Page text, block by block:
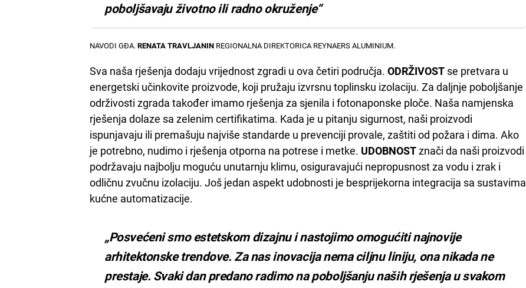
poboljšavaju životno ili radno okruženje“
NAVODI GĐA. RENATA TRAVLJANIN REGIONALNA DIREKTORICA REYNAERS ALUMINIUM.
Sva naša rješenja dodaju vrijednost zgradi u ova četiri područja. ODRŽIVOST se pretvara u
energetski učinkovite proizvode, koji pružaju izvrsnu toplinsku izolaciju. Za daljnje poboljšanje
održivosti zgrada također imamo rješenja za sjenila i fotonaponske ploče. Naša namjenska
rješenja dolaze sa zelenim certifikatima. Kada je u pitanju sigurnost, naši proizvodi
ispunjavaju ili premašuju najviše standarde u prevenciji provale, zaštiti od požara i dima. Ako
je potrebno, nudimo i rješenja otporna na potrese i metke. UDOBNOST znači da naši proizvodi
podržavaju najbolju moguću unutarnju klimu, osiguravajući nepropusnost za vodu i zrak i
odličnu zvučnu izolaciju. Još jedan aspekt udobnosti je besprijekorna integracija sa sustavima
kućne automatizacije.
„Posvećeni smo estetskom dizajnu i nastojimo omogućiti najnovije
arhitektonske trendove. Za nas inovacija nema ciljnu liniju, ona nikada ne
prestaje. Svaki dan predano radimo na poboljšanju naših rješenja u svakom